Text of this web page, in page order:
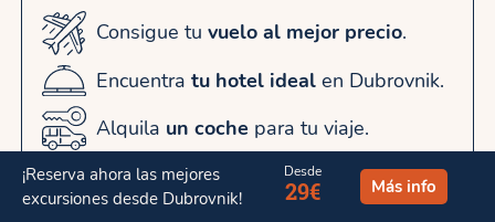
¡Reserva ahora las mejores
excursiones desde Dubrovnik!
Desde
29€ Más info
Consigue tu vuelo al mejor precio.
Encuentra tu hotel ideal en Dubrovnik.
Alquila un coche para tu viaje.
Reserva tutraslado
desde el
aeropuerto.